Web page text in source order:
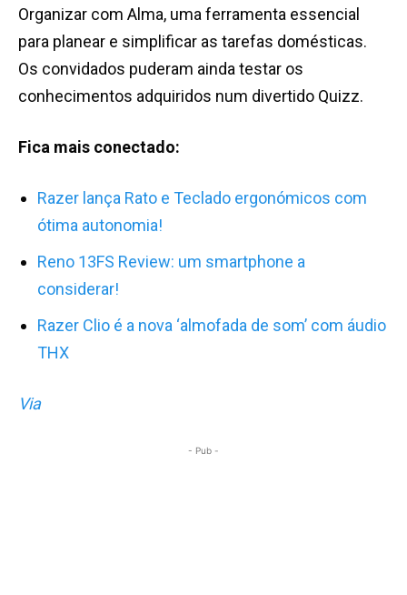
Organizar com Alma, uma ferramenta essencial
para planear e simplificar as tarefas domésticas.
Os convidados puderam ainda testar os
conhecimentos adquiridos num divertido Quizz.
Fica mais conectado:
Razer lança Rato e Teclado ergonómicos com
ótima autonomia!
Reno 13FS Review: um smartphone a
considerar!
Razer Clio é a nova ‘almofada de som’ com áudio
THX
Via
- Pub -